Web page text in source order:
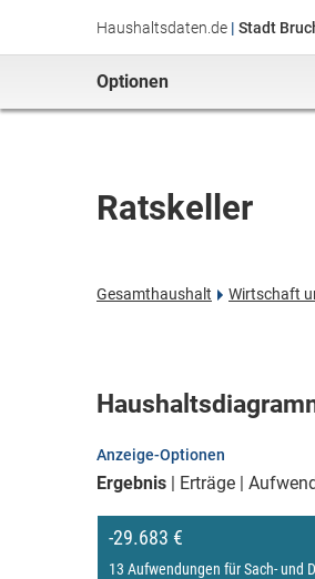
Haushaltsdaten.de | Stadt
Optionen
Ratskeller
Gesamthaushalt Wirtschaft
Anzeige-Optionen
Ergebnis Erträge
-29.683 €
13 Aufwendungen für Sach- und